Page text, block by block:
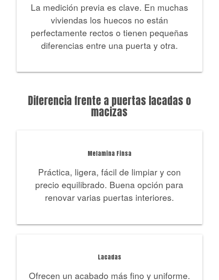
La medición previa es clave. En muchas
viviendas los huecos no están
perfectamente rectos o tienen pequeñas
diferencias entre una puerta y otra.
Diferencia frente a puertas lacadas o
macizas
Melamina Finsa
Práctica, ligera, fácil de limpiar y con
precio equilibrado. Buena opción para
renovar varias puertas interiores.
Lacadas
Ofrecen un acabado más fino y uniforme.